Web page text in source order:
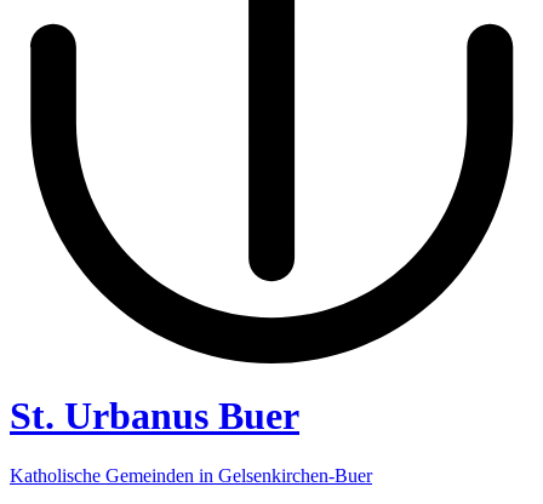
St. Urbanus Buer
Katholische Gemeinden in Gelsenkirchen-Buer